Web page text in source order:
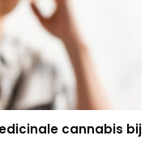
cannabis bij